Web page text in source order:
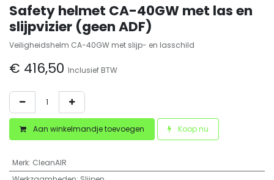
Safety helmet CA-40GW met las en
slijpvizier (geen ADF)
Veiligheidshelm CA-40GW met slijp- en lasschild
€ 416,50 Inclusief BTW
Aan winkelmandje toevoegen Koop nu
Merk: CleanAIR